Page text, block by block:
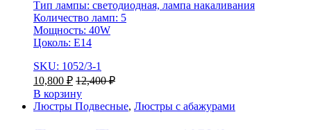
Тип лампы: светодиодная, лампа накаливания
Количество ламп: 5
Мощность: 40W
Цоколь: Е14
SKU: 1052/3-1
10,800 ₽ 12,400₽
В корзину
Люстры Подвесные, Люстры с абажурами